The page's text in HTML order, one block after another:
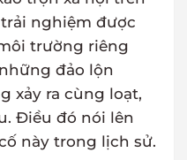
nghiệm được
trường riêng
đảo lộn
xảy ra cùng loạt,
Điều đó nói lên
này trong lịch sử.